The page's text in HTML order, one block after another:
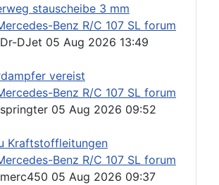
stauscheibe 3 mm
Benz R/C 107 SL forum
Dr-DJet 05 Aug 2026 13:49
vereist
Benz R/C 107 SL forum
springter 05 Aug 2026 09:52
Kraftstoffleitungen
Benz R/C 107 SL forum
merc450 05 Aug 2026 09:37